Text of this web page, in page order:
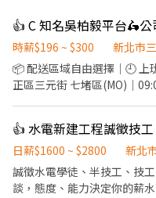
時薪$196 ~ $300
新北市
📦 配送區域自由選擇｜🕘 上班時間 中正區(MO)｜
正區三元街 七堵區(MO)｜09:00～18:00 基隆市七堵區工建路2-1號
(PC)｜08:00～17:00 三重區環河南路228號 三重區(PC)｜09:00～
18:00 三重區環河南路228號 蘆洲區(PC))｜08:00～17:00 三重區環
河南路228號 ) 大安區(PC))
和區圓通路435巷3-15號 💰 制度： 35K 加上各種激勵獎
日薪$1600 ~ $2800
新北
誠徵水電學徒、半技工、技
談，態度、能力決定你的薪